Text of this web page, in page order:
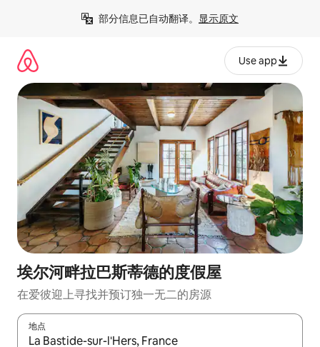
部分信息已自动翻译。 显示原文
Use app
埃尔河畔拉巴斯蒂德的度假屋
在爱彼迎上寻找并预订独一无二的房源
地点
如有搜索结果，请使用上下方向键查看，或通过点击或滑动手势